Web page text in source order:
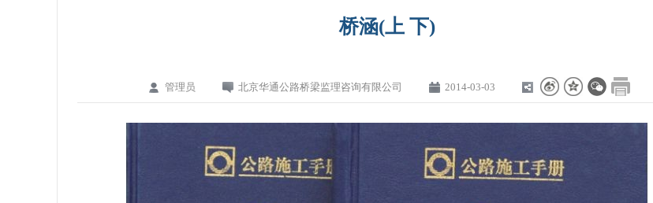
桥涵(上 下)
管理员 北京华通公路桥梁监理咨询有限公司 2014-03-03